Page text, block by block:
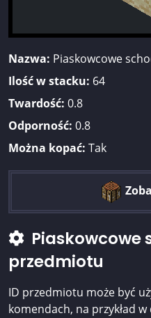
Nazwa: Piaskowcowe
Ilość w stacku: 64
Twardość: 0.8
Odporność: 0.8
Można kopać: Tak
Piaskowcowe
przedmiotu
ID przedmiotu może być
komendach, na przykład